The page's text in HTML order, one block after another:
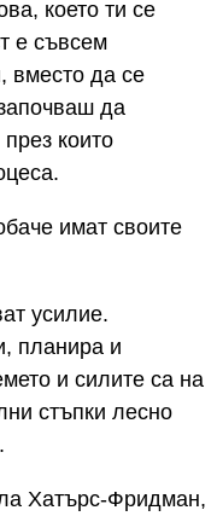
което ти се
е съвсем
вместо да се
да
които
имат своите
усилие.
планира и
и силите са на
стъпки лесно
Хатърс-Фридман,